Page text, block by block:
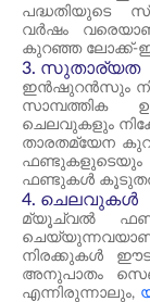
പദ്ധതിയുടെ
വർഷം
കുറഞ്ഞ ലോക്ക്-
3. സുതാര്യത
ഇൻഷുറൻസും
സാമ്പത്തിക
ചെലവുകളും
താരതമ്യേന
ഫണ്ടുകളുടെയും
ഫണ്ടുകൾ
4. ചെലവുകൾ
മ്യൂച്വൽ
നിരക്കുകൾ
അനുപാതം സെബി
എന്നിരുന്നാലും,